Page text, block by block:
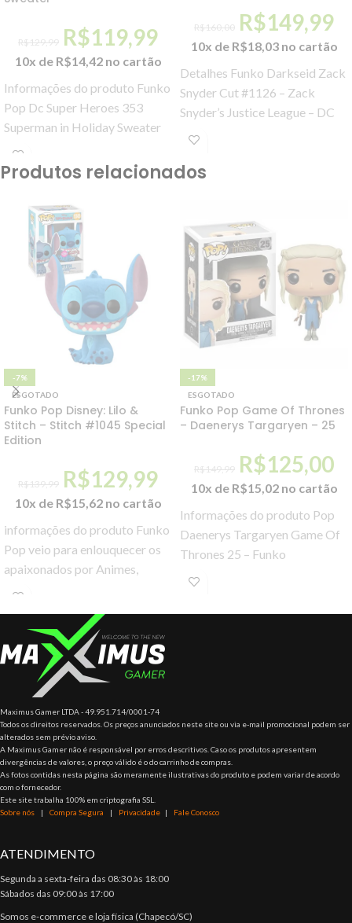
R$129,99 R$119,99
10x de R$14,42 no cartão
Informações do produto Funko
Pop Dc Super Heroes 353
Superman in Holiday Sweater
Dos heróis da DC, Superman
com suéter
R$160,00 R$149,99
10x de R$18,03 no cartão
Detalhes Funko Darkseid Zack
Snyder Cut #1126 – Zack
Snyder’s Justice League – DC
Comics Figura colecionável
Produtos relacionados
-7%
ESGOTADO
Funko Pop Disney: Lilo &
Stitch – Stitch #1045 Special
Edition
R$139,99 R$129,99
10x de R$15,62 no cartão
informações do produto Funko
Pop veio para enlouquecer os
apaixonados por Animes,
-17%
ESGOTADO
Funko Pop Game Of Thrones
– Daenerys Targaryen – 25
R$149,99 R$125,00
10x de R$15,02 no cartão
Informações do produto Pop
Daenerys Targaryen Game Of
Thrones 25 – Funko
Maximus Gamer LTDA - 49.951.714/0001-74
Todos os direitos reservados. Os preços anunciados neste site ou via e-mail promocional podem ser
alterados sem prévio aviso.
A Maximus Gamer não é responsável por erros descritivos. Caso os produtos apresentem
divergências de valores, o preço válido é o do carrinho de compras.
As fotos contidas nesta página são meramente ilustrativas do produto e podem variar de acordo
com o fornecedor.
Este site trabalha 100% em criptografia SSL.
Sobre nós | Compra Segura | Privacidade | Fale Conosco
ATENDIMENTO
Segunda a sexta-feira das 08:30 às 18:00
Sábados das 09:00 às 17:00
Somos e-commerce e loja física (Chapecó/SC)